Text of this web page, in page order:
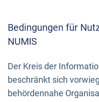
Bedingungen für
NUMIS
Der Kreis der
beschränkt sich
behördennahe